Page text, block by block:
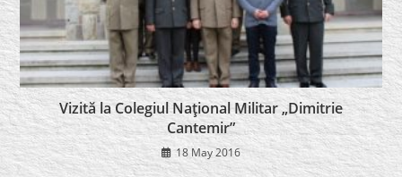
Vizită la Colegiul Naţional Militar „Dimitrie
Cantemir”
18 May 2016